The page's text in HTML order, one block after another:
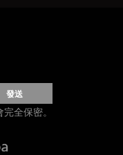
發送
全保密。